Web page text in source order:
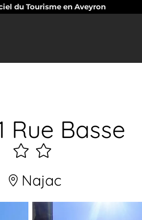
du Tourisme en Aveyron
Rue Basse
2
étoiles
Najac